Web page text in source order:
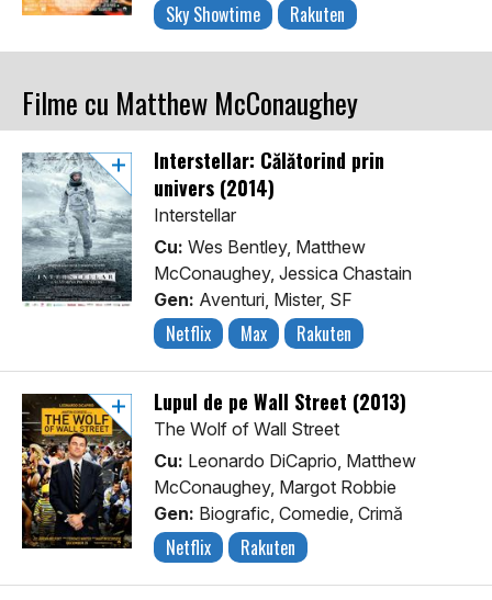
Sky Showtime Rakuten
Filme cu Matthew McConaughey
Interstellar: Călătorind prin
univers (2014)
Interstellar
Cu: Wes Bentley, Matthew
McConaughey, Jessica Chastain
Gen: Aventuri, Mister, SF
Netflix Max Rakuten
Lupul de pe Wall Street (2013)
The Wolf of Wall Street
Cu: Leonardo DiCaprio, Matthew
McConaughey, Margot Robbie
Gen: Biografic, Comedie, Crimă
Netflix Rakuten